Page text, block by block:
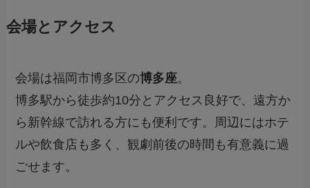
会場とアクセス
会場は福岡市博多区の博多座。
博多駅から徒歩約10分とアクセス良好で、遠方か
ら新幹線で訪れる方にも便利です。周辺にはホテ
ルや飲食店も多く、観劇前後の時間も有意義に過
ごせます。